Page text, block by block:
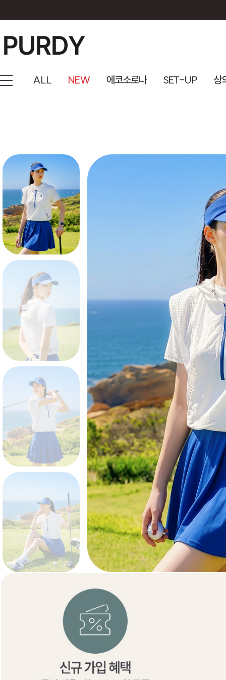
ALL NEW 에코소로나 SET-UP 상